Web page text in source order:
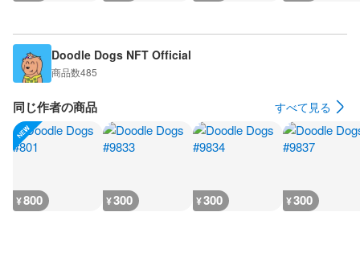
Doodle Dogs NFT Official
商品数485
同じ作者の商品 すべて見る
¥800 ¥300 ¥300 ¥300